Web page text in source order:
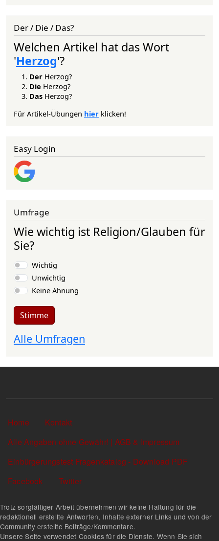
Der / Die / Das?
Welchen Artikel hat das Wort
'Herzog'?
Der Herzog?
Die Herzog?
Das Herzog?
Für Artikel-Übungen hier klicken!
Easy Login
Umfrage
Wie wichtig ist Religion/Glauben für
Sie?
Auswahlmöglichkeiten
Wichtig
Unwichtig
Keine Ahnung
Stimme
Alle Umfragen
Sekundärlinks
Home
Kontakt
Alle Angaben ohne Gewähr! | AGB & Impressum
Einbürgerungstest Fragenkatalog - Download PDF
Facebook
Twitter
Trotz sorgfältiger Arbeit übernehmen wir keine Haftung für die
redaktionell erstellte Antworten, Inhalte externer Links und von der
Community erstellte Beiträge/Kommentare.
Unsere Seite verwendet Cookies für die Dienste. Wenn Sie sich